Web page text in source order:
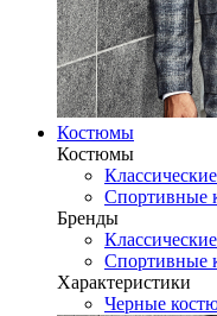
Костюмы
Костюмы
Спортивные
Бренды
Спортивные
Характеристики
Черные